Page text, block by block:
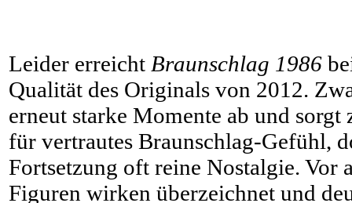
Leider erreicht Braunschlag 1986
Qualität des Originals von 2012.
erneut starke Momente ab und sorgt
für vertrautes Braunschlag-Gefühl,
Fortsetzung oft reine Nostalgie. Vor
Figuren wirken überzeichnet und